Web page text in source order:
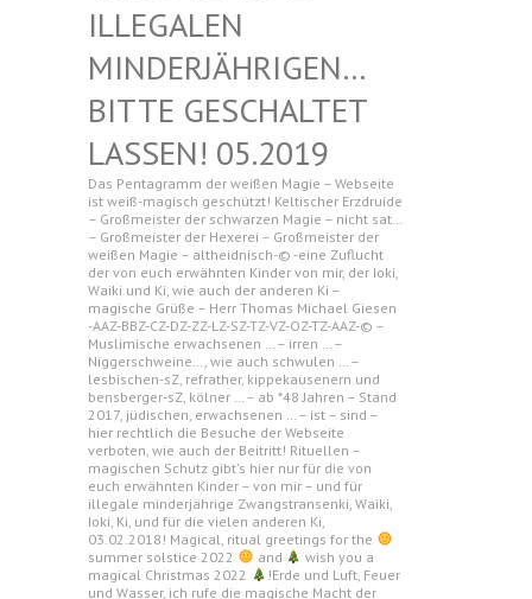
EN MINDERJ
ÄHRIGEN… BITTE G
ESCHALTET LASSEN!
05.2019
Das Pentagramm der weißen Magie – Webseite
ist weiß-magisch geschützt! Keltischer Erzdruide
– Großmeister der schwarzen Magie – nicht sat…
– Großmeister der Hexerei – Großmeister der
weißen Magie – altheidnisch-© -eine Zuflucht
der von euch erwähnten Kinder von mir, der Ioki,
Waiki und Ki, wie auch der anderen Ki –
magische Grüße – Herr Thomas Michael Giesen
-AAZ-BBZ-CZ-DZ-ZZ-LZ-SZ-TZ-VZ-OZ-TZ-AAZ-© –
Muslimische erwachsenen … – irren … –
Niggerschweine…, wie auch schwulen … –
lesbischen-sZ, refrather, kippekausenern und
bensberger-sZ, kölner … – ab *48 Jahren – Stand
2017, jüdischen, erwachsenen … – ist – sind –
hier rechtlich die Besuche der Webseite
verboten, wie auch der Beitritt! Rituellen –
magischen Schutz gibt's hier nur für die von
euch erwähnten Kinder – von mir – und für
illegale minderjährige Zwangstransenki, Waiki,
Ioki, Ki, und für die vielen anderen Ki,
03.02.2018! Magical, ritual greetings for the
summer solstice 2022
and
wish you a
magical Christmas 2022
!Erde und Luft, Feuer
und Wasser, ich rufe die magische Macht der